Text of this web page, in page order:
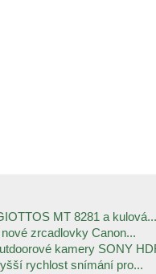
MT 8281 a kulová...
zrcadlovky Canon...
kamery SONY
rychlost snímání pro...